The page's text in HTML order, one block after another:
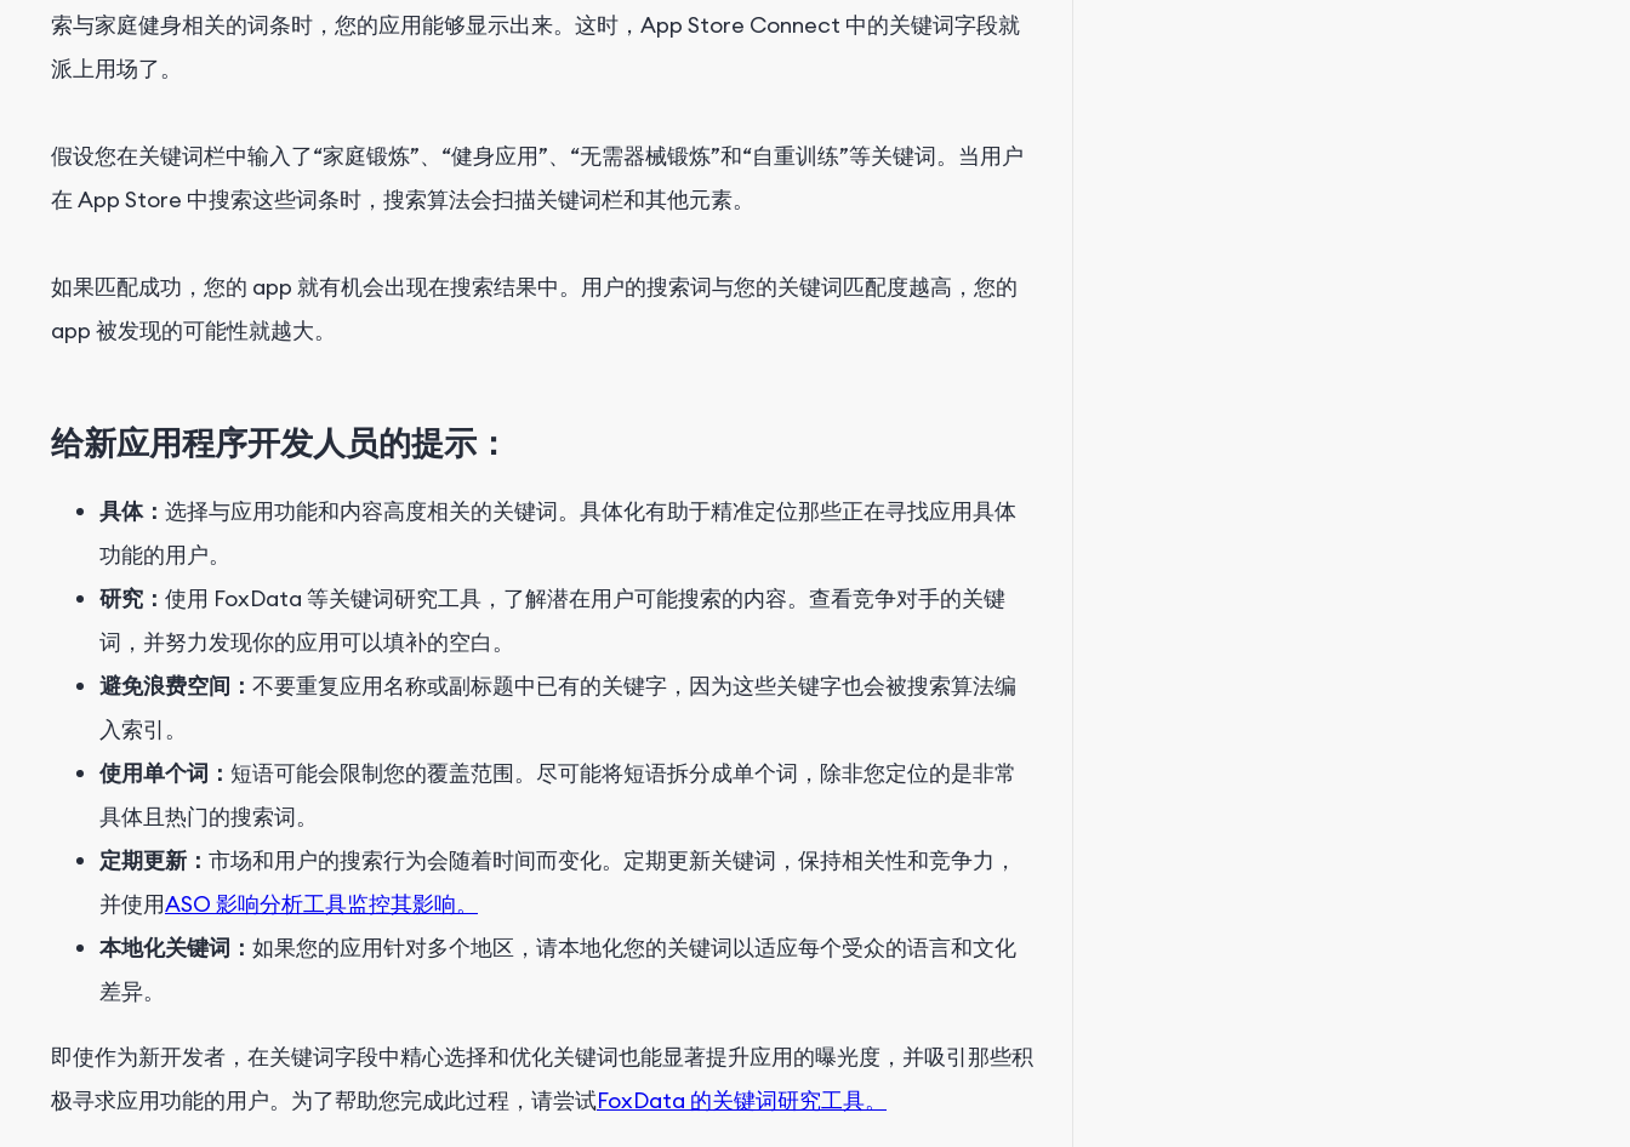
索与家庭健身相关的词条时，您的应用能够显示出来。这时，App Store Connect 中的关键词字段就
派上用场了。
假设您在关键词栏中输入了“家庭锻炼”、“健身应用”、“无需器械锻炼”和“自重训练”等关键词。当用户
在 App Store 中搜索这些词条时，搜索算法会扫描关键词栏和其他元素。
如果匹配成功，您的 app 就有机会出现在搜索结果中。用户的搜索词与您的关键词匹配度越高，您的
app 被发现的可能性就越大。
给新应用程序开发人员的提示：
具体： 选择与应用功能和内容高度相关的关键词。具体化有助于精准定位那些正在寻找应用具体
功能的用户。
研究： 使用 FoxData 等关键词研究工具，了解潜在用户可能搜索的内容。查看竞争对手的关键
词，并努力发现你的应用可以填补的空白。
避免浪费空间： 不要重复应用名称或副标题中已有的关键字，因为这些关键字也会被搜索算法编
入索引。
使用单个词： 短语可能会限制您的覆盖范围。尽可能将短语拆分成单个词，除非您定位的是非常
具体且热门的搜索词。
定期更新： 市场和用户的搜索行为会随着时间而变化。定期更新关键词，保持相关性和竞争力，
并使用ASO 影响分析工具监控其影响。
本地化关键词： 如果您的应用针对多个地区，请本地化您的关键词以适应每个受众的语言和文化
差异。
即使作为新开发者，在关键词字段中精心选择和优化关键词也能显著提升应用的曝光度，并吸引那些积
极寻求应用功能的用户。为了帮助您完成此过程，请尝试FoxData 的关键词研究工具。